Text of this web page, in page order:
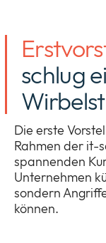
schlug
Die erste
Rahmen der it-
spannenden
Unternehmen
sondern
können.